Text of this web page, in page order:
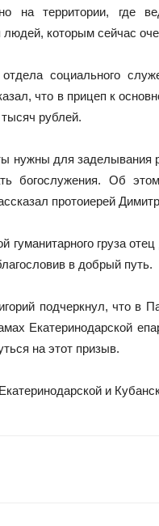
на территории, где
которым сейчас
социального
что в прицеп к
рублей.
нужны для заделывания
богослужения. Об
протоиерей
гуманитарного груза
в добрый путь.
подчеркнул, что в
Екатеринодарской
на этот призыв.
и